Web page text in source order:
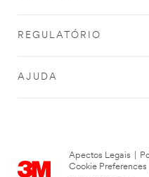
REGULATÓRIO
AJUDA
Apectos Legais
Cookie Preferences